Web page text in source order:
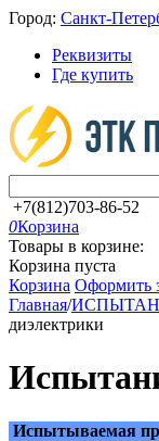
Город: Санкт-
Реквизиты
Где купить
+7(812)703-86-52
0Корзина
Товары в корзине:
Корзина пуста
Корзина Оформить
Главная/
диэлектрики
Испытываемая